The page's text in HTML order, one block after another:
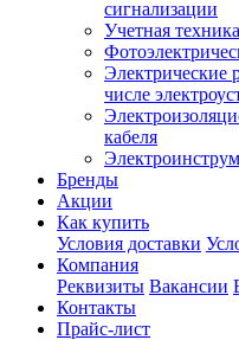
сигнализации
Учетная техника
Электрические
числе
кабеля
Бренды
Акции
Как купить
Условия доставки
Компания
Реквизиты Вакансии
Контакты
Прайс-лист